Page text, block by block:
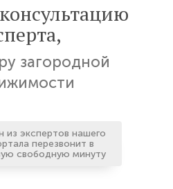
загородной
из экспертов нашего
перезвонит в
свободную минуту